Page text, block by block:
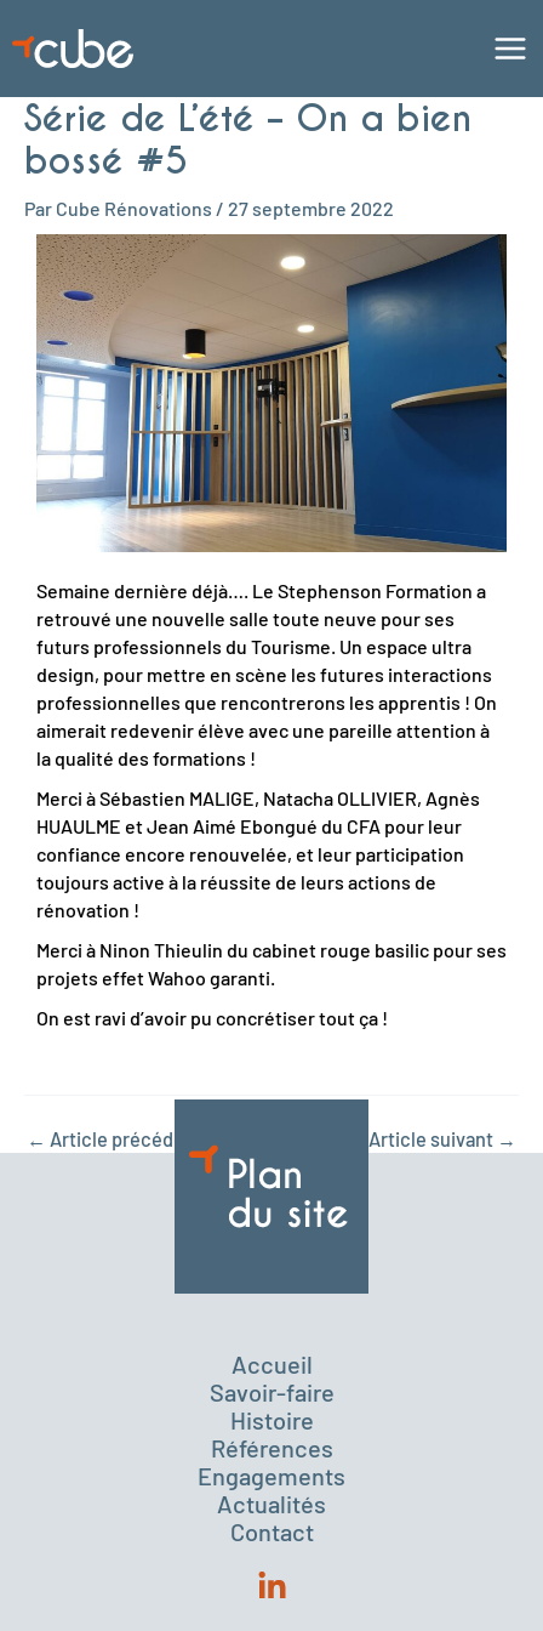
au
contenu
Série de L’été – On a bien
bossé #5
Par Cube Rénovations / 27 septembre 2022
Semaine dernière déjà…. Le Stephenson Formation a
retrouvé une nouvelle salle toute neuve pour ses
futurs professionnels du Tourisme. Un espace ultra
design, pour mettre en scène les futures interactions
professionnelles que rencontrerons les apprentis ! On
aimerait redevenir élève avec une pareille attention à
la qualité des formations !
Merci à Sébastien MALIGE, Natacha OLLIVIER, Agnès
HUAULME et Jean Aimé Ebongué du CFA pour leur
confiance encore renouvelée, et leur participation
toujours active à la réussite de leurs actions de
rénovation !
Merci à Ninon Thieulin du cabinet rouge basilic pour ses
projets effet Wahoo garanti.
On est ravi d’avoir pu concrétiser tout ça !
← Article précédent Article suivant →
Accueil
Savoir-faire
Histoire
Références
Engagements
Actualités
Contact